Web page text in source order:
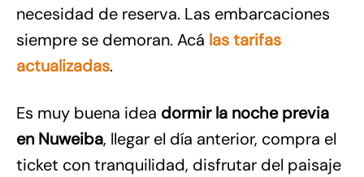
necesidad de reserva. Las embarcaciones
siempre se demoran. Acá las tarifas
actualizadas.
Es muy buena idea dormir la noche previa
en Nuweiba, llegar el día anterior, compra el
ticket con tranquilidad, disfrutar del paisaje